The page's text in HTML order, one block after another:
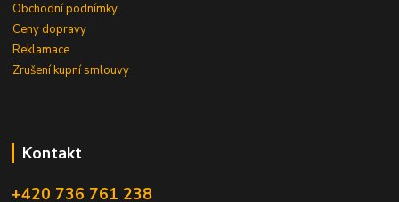
Obchodní podnímky
Ceny dopravy
Reklamace
Zrušení kupní smlouvy
Kontakt
+420 736 761 238